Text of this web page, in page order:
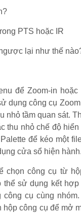
PTS hoặc IR
lại như thế
để Zoom-in hoặc
dụng công cụ
nhỏ tầm quan sát.
thu nhỏ chế độ
để kéo một
cửa sổ hiện
chọn công cụ từ
thể sử dụng kết
cụ cùng
hộp công cụ để mở